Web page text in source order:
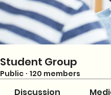
Student Group
Public · 120 members
Discussion